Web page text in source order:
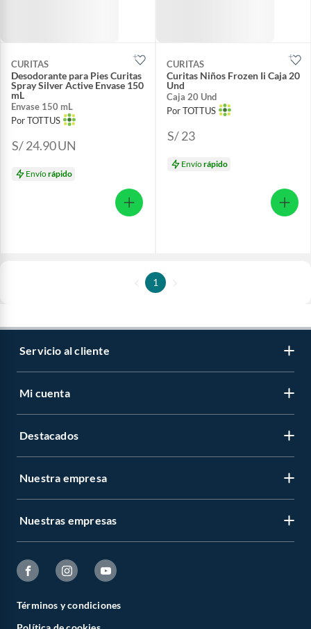
CURITAS
Desodorante para Pies Curitas
Spray Silver Active Envase 150
mL
Envase 150 mL
Por TOTTUS
S/ 24.90UN
Envíorápido
CURITAS
Curitas Niños Frozen Ii Caja 20
Und
Caja 20 Und
Por TOTTUS
S/ 23
Envíorápido
1
Servicio al cliente
Mi cuenta
Destacados
Nuestra empresa
Nuestras empresas
Términos y condiciones